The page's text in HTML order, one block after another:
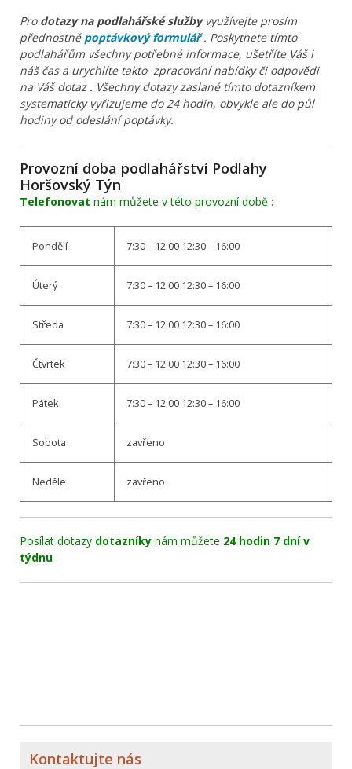
Pro dotazy na podlahářské službyvyužívejte prosím
přednostně poptávkový formulář. Poskytnete tímto
podlahářům všechny potřebné informace, ušetříte Váš i
náš čas a urychlíte takto zpracování nabídky či odpovědi
na Váš dotaz . Všechny dotazy zaslané tímto dotazníkem
systematicky vyřizujeme do 24 hodin, obvykle ale do půl
hodiny od odeslání poptávky.
Provozní doba podlahářství Podlahy
Horšovský Týn
Telefonovat nám můžete v této provozní době :
Pondělí 7:30 – 12:00 12:30 – 16:00
Úterý 7:30 – 12:00 12:30 – 16:00
Středa 7:30 – 12:00 12:30 – 16:00
Čtvrtek 7:30 – 12:00 12:30 – 16:00
Pátek 7:30 – 12:00 12:30 – 16:00
Sobota zavřeno
Neděle zavřeno
Posílat dotazy dotazníky nám můžete 24 hodin 7 dní v
týdnu
Kontaktujte nás